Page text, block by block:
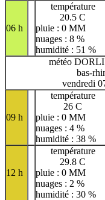
06 h
température
20.5 C
pluie : 0 MM
nuages : 8 %
humidité : 51 %
météo
bas-
vendredi
09 h
température
26 C
pluie : 0 MM
nuages : 4 %
humidité : 38 %
12 h
température
29.8 C
pluie : 0 MM
nuages : 2 %
humidité : 30 %